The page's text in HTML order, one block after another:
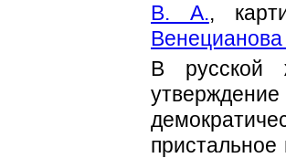
В. А.,
Венецианова
В русской
пристальное